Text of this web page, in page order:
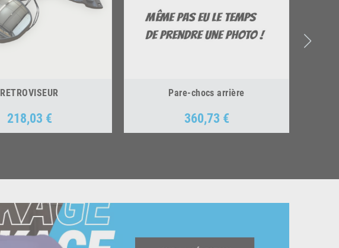
RETROVISEUR
Prix
218,03 €
Pare-chocs arrière
Prix
360,73 €